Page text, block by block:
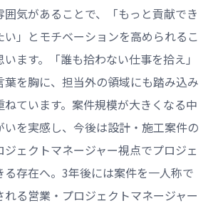
囲気があることで、「もっと貢献でき
い」とモチベーションを高められるこ
ます。「誰も拾わない仕事を拾え」
葉を胸に、担当外の領域にも踏み込み
ねています。案件規模が大きくなる中
いを実感し、今後は設計・施工案件の
ェクトマネージャー視点でプロジェ
る存在へ。3年後には案件を一人称で
れる営業・プロジェクトマネージャー